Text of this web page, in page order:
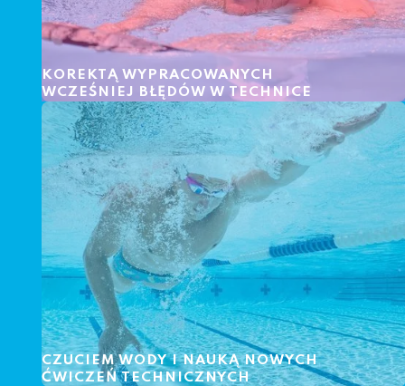
KOREKTĄ WYPRACOWANYCH
WCZEŚNIEJ BŁĘDÓW W TECHNICE
CZUCIEM WODY I NAUKĄ NOWYCH
ĆWICZEŃ TECHNICZNYCH